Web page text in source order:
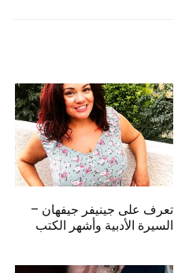
تعرف على جينيفر جيفهان –
السيرة الأدبية وأشهر الكتب